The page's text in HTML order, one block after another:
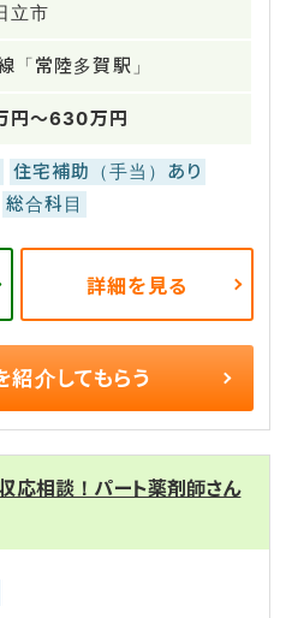
立市
「常陸多賀駅」
円～630万円
住宅補助（手当）あり
総合科目
詳細を見る
紹介してもらう
応相談！パート薬剤師さん